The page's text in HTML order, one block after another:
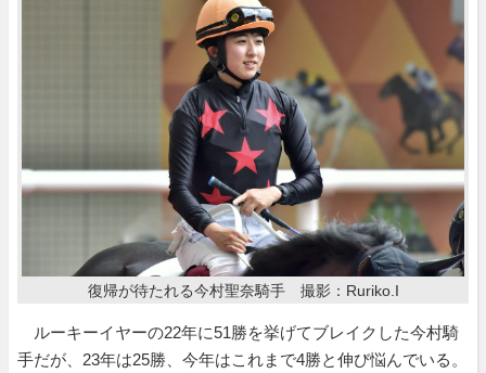
復帰が待たれる今村聖奈騎手 撮影：Ruriko.I
ルーキーイヤーの22年に51勝を挙げてブレイクした今村騎
手だが、23年は25勝、今年はこれまで4勝と伸び悩んでいる。